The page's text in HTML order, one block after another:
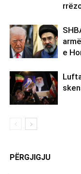
e
PËRGJIGJU